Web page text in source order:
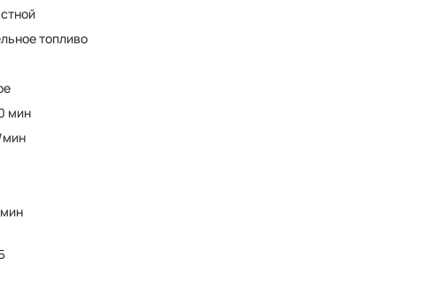
топливо
мин
мин